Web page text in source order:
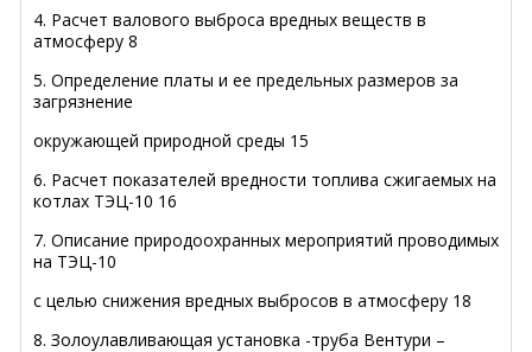
4. Расчет валового выброса вредных веществ в
атмосферу 8
5. Определение платы и ее предельных размеров за
загрязнение
окружающей природной среды 15
6. Расчет показателей вредности топлива сжигаемых на
котлах ТЭЦ-10 16
7. Описание природоохранных мероприятий проводимых
на ТЭЦ-10
с целью снижения вредных выбросов в атмосферу 18
8. Золоулавливающая установка -труба Вентури –